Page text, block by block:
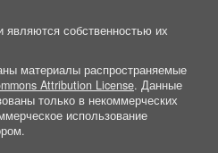
являются собственностью их
материалы распространяемые
Attribution License. Данные
только в некоммерческих
использование